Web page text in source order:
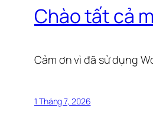
Chào tất cả
Cảm ơn vì đã sử dụng
1 Tháng 7, 2026